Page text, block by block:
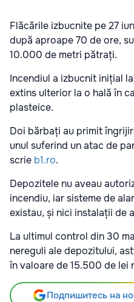
Flăcările izbucnite pe 27
după aproape 70 de ore,
10.000 de metri pătrați.
Incendiul a izbucnit inițial
extins ulterior la o hală în
plasteice.
Doi bărbați au primit
unul suferind un atac de
scrie b1.ro.
Depozitele nu aveau
incendiu, iar sisteme de
existau, și nici instalații de
La ultimul control din 30
nereguli ale depozitului,
în valoare de 15.500 de lei
Подпишитесь на